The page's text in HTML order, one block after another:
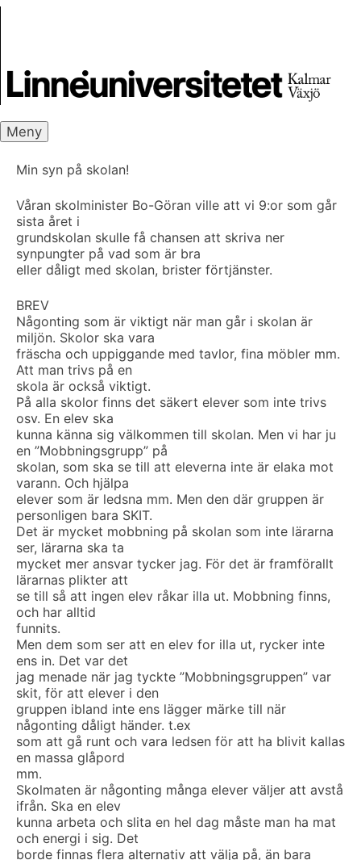
Meny
Min syn på skolan!
Våran skolminister Bo-Göran ville att vi 9:or som går
sista året i
grundskolan skulle få chansen att skriva ner
synpungter på vad som är bra
eller dåligt med skolan, brister förtjänster.
BREV
Någonting som är viktigt när man går i skolan är
miljön. Skolor ska vara
fräscha och uppiggande med tavlor, fina möbler mm.
Att man trivs på en
skola är också viktigt.
På alla skolor finns det säkert elever som inte trivs
osv. En elev ska
kunna känna sig välkommen till skolan. Men vi har ju
en ”Mobbningsgrupp” på
skolan, som ska se till att eleverna inte är elaka mot
varann. Och hjälpa
elever som är ledsna mm. Men den där gruppen är
personligen bara SKIT.
Det är mycket mobbning på skolan som inte lärarna
ser, lärarna ska ta
mycket mer ansvar tycker jag. För det är framförallt
lärarnas plikter att
se till så att ingen elev råkar illa ut. Mobbning finns,
och har alltid
funnits.
Men dem som ser att en elev for illa ut, rycker inte
ens in. Det var det
jag menade när jag tyckte ”Mobbningsgruppen” var
skit, för att elever i den
gruppen ibland inte ens lägger märke till när
någonting dåligt händer. t.ex
som att gå runt och vara ledsen för att ha blivit kallas
en massa glåpord
mm.
Skolmaten är någonting många elever väljer att avstå
ifrån. Ska en elev
kunna arbeta och slita en hel dag måste man ha mat
och energi i sig. Det
borde finnas flera alternativ att välja på, än bara